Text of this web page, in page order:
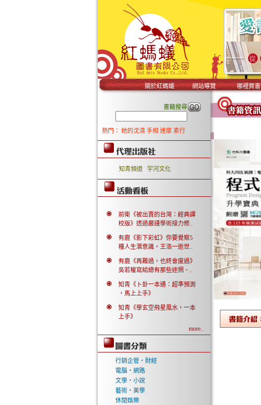
關於紅螞蟻 網站導覽 哪裡買書
書籍搜尋
熱門： 她的沈清 手相 達摩 素行
知青頻道 宇河文化
前衛《被出賣的台灣：經典譯
校版》透過嚴謹學術接力修..
有鹿《影下彩虹》你要覺察5
種人生潛意識，王浩一逝世..
有鹿《再難過，也終會度過》
吳若權寫給總有那些迷惘、..
知青《卜卦一本通：超準預測
，馬上上手》
知青《學玄空飛星風水，一本
上手》
more..
行銷企管‧財經
電腦‧網路
文學‧小說
藝術‧美學
休閒娛樂